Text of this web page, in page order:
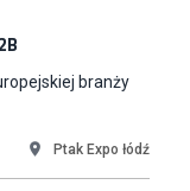
(K/M/N)
Warszawa
branży
Ptak Expo łódź